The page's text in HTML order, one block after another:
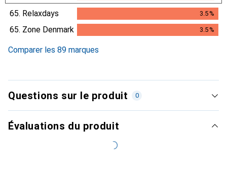
3.4%
65. Relaxdays 3.5%
3.5%
65. Zone Denmark 3.5%
Comparer les 89 marques
Questions sur le produit 0
Évaluations du produit